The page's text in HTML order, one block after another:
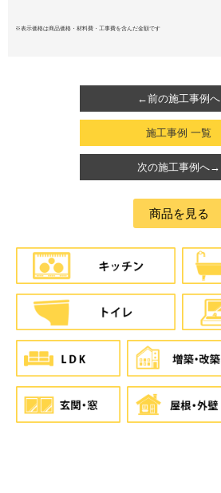
※表示価格は商品価格・材料費・工事費を含んだ金額です
←前の施工事例へ
施工事例 一覧
次の施工事例へ→
商品を見る